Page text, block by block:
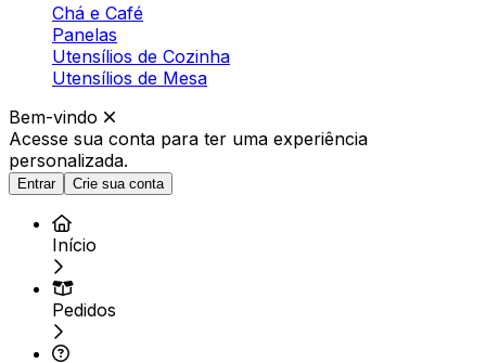
Chá e Café
Panelas
Utensílios de Cozinha
Utensílios de Mesa
Bem-vindo
Acesse sua conta para ter uma experiência
personalizada.
Entrar Crie sua conta
Início
Pedidos